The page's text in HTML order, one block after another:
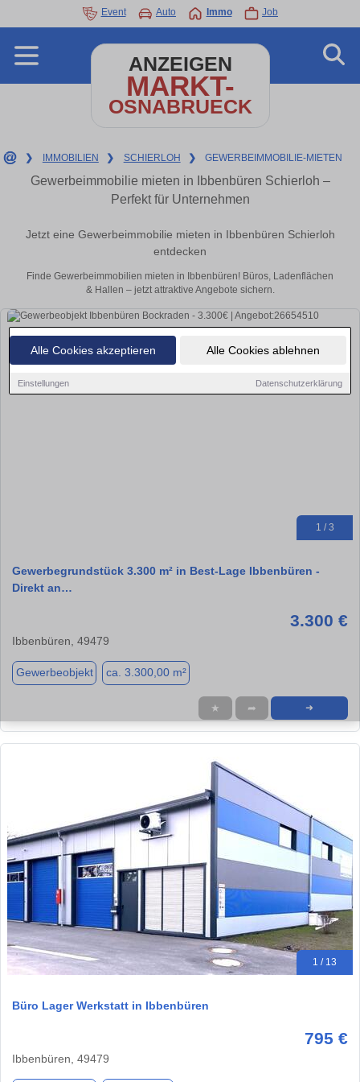
Alle Cookies akzeptieren Alle Cookies ablehnen
Einstellungen Datenschutzerklärung
Event Auto Immo Job
ANZEIGEN
MARKT-
OSNABRUECK
❯ IMMOBILIEN ❯ SCHIERLOH ❯ GEWERBEIMMOBILIE-MIETEN
Gewerbeimmobilie mieten in Ibbenbüren Schierloh –
Perfekt für Unternehmen
Jetzt eine Gewerbeimmobilie mieten in Ibbenbüren Schierloh
entdecken
Finde Gewerbeimmobilien mieten in Ibbenbüren! Büros, Ladenflächen
& Hallen – jetzt attraktive Angebote sichern.
1 / 3
Gewerbegrundstück 3.300 m² in Best-Lage Ibbenbüren -
Direkt an…
3.300 €
Ibbenbüren, 49479
Gewerbeobjekt ca. 3.300,00 m²
★ ➦ ➜
1 / 13
Büro Lager Werkstatt in Ibbenbüren
795 €
Ibbenbüren, 49479